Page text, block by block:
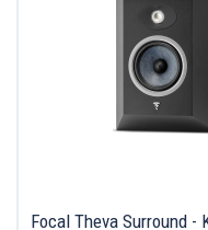
Focal Theva Surround -